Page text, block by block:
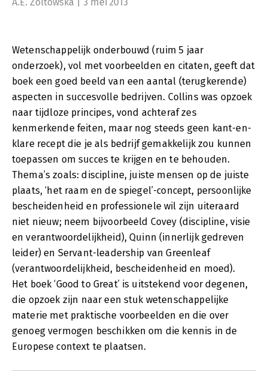
Wetenschappelijk onderbouwd (ruim 5 jaar
onderzoek), vol met voorbeelden en citaten, geeft dat
boek een goed beeld van een aantal (terugkerende)
aspecten in succesvolle bedrijven. Collins was opzoek
naar tijdloze principes, vond achteraf zes
kenmerkende feiten, maar nog steeds geen kant-en-
klare recept die je als bedrijf gemakkelijk zou kunnen
toepassen om succes te krijgen en te behouden.
Thema’s zoals: discipline, juiste mensen op de juiste
plaats, ‘het raam en de spiegel’-concept, persoonlijke
bescheidenheid en professionele wil zijn uiteraard
niet nieuw; neem bijvoorbeeld Covey (discipline, visie
en verantwoordelijkheid), Quinn (innerlijk gedreven
leider) en Servant-leadership van Greenleaf
(verantwoordelijkheid, bescheidenheid en moed).
Het boek ‘Good to Great’ is uitstekend voor degenen,
die opzoek zijn naar een stuk wetenschappelijke
materie met praktische voorbeelden en die over
genoeg vermogen beschikken om die kennis in de
Europese context te plaatsen.